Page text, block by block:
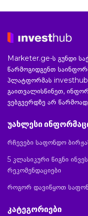
Marketer.ge-ს გუნდი
წარმოგიდგენთ
პლატფორმას
გაითვალისწინეთ,
ვებგვერდზე არ
უახლესი
რჩევები საფონდო
5 კლასიკური წიგნი
რეკომენდაციები
როგორ დავიწყოთ
კატეგორიები